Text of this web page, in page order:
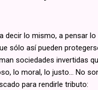
decir lo mismo, a pensar
sólo así pueden
sociedades invertidas
lo moral, lo justo... No
para rendirle tributo: